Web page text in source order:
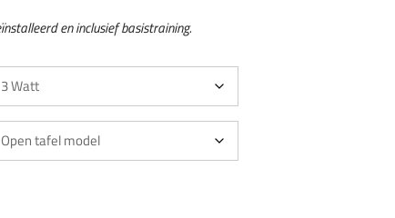
en inclusief basistraining.